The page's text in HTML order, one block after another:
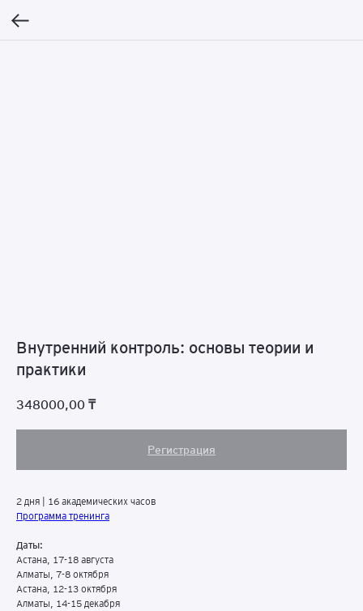
Внутренний контроль: основы теории и
практики
348000,00 ₸
Регистрация
2 дня | 16 академических часов
Программа тренинга
Даты:
Астана, 17-18 августа
Алматы, 7-8 октября
Астана, 12-13 октября
Алматы, 14-15 декабря